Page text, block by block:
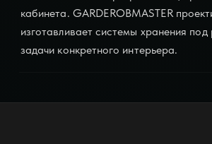
кабинета. GARDEROBMASTER
изготавливает системы хранения
задачи конкретного интерьера.